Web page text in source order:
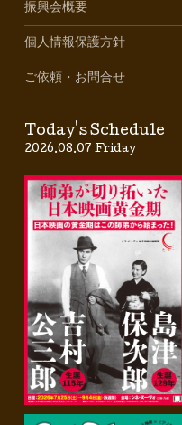
振興会概要
個人情報保護方針
ご依頼・お問合せ
Today's Schedule
2026.08.07 Friday